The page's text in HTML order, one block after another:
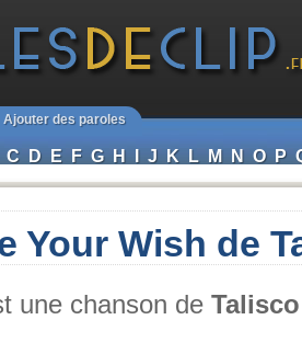
Ajouter des paroles
C D E F G H I J K L M N O P
Your Wish de
une chanson de Talisco